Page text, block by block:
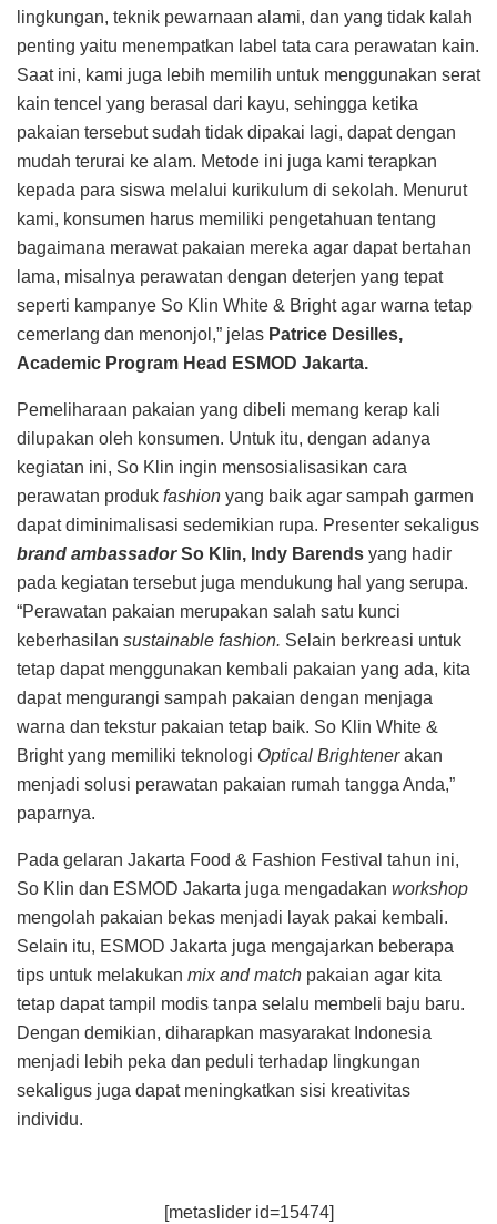
lingkungan, teknik pewarnaan alami, dan yang tidak kalah
penting yaitu menempatkan label tata cara perawatan kain.
Saat ini, kami juga lebih memilih untuk menggunakan serat
kain tencel yang berasal dari kayu, sehingga ketika
pakaian tersebut sudah tidak dipakai lagi, dapat dengan
mudah terurai ke alam. Metode ini juga kami terapkan
kepada para siswa melalui kurikulum di sekolah. Menurut
kami, konsumen harus memiliki pengetahuan tentang
bagaimana merawat pakaian mereka agar dapat bertahan
lama, misalnya perawatan dengan deterjen yang tepat
seperti kampanye So Klin White & Bright agar warna tetap
cemerlang dan menonjol,” jelas Patrice Desilles,
Academic Program Head ESMOD Jakarta.
Pemeliharaan pakaian yang dibeli memang kerap kali
dilupakan oleh konsumen. Untuk itu, dengan adanya
kegiatan ini, So Klin ingin mensosialisasikan cara
perawatan produk fashion yang baik agar sampah garmen
dapat diminimalisasi sedemikian rupa. Presenter sekaligus
brand ambassadorSo Klin, Indy Barends yang hadir
pada kegiatan tersebut juga mendukung hal yang serupa.
“Perawatan pakaian merupakan salah satu kunci
keberhasilan sustainable fashion. Selain berkreasi untuk
tetap dapat menggunakan kembali pakaian yang ada, kita
dapat mengurangi sampah pakaian dengan menjaga
warna dan tekstur pakaian tetap baik. So Klin White &
Bright yang memiliki teknologi Optical Brightenerakan
menjadi solusi perawatan pakaian rumah tangga Anda,”
paparnya.
Pada gelaran Jakarta Food & Fashion Festival tahun ini,
So Klin dan ESMOD Jakarta juga mengadakan workshop
mengolah pakaian bekas menjadi layak pakai kembali.
Selain itu, ESMOD Jakarta juga mengajarkan beberapa
tips untuk melakukan mix and match pakaian agar kita
tetap dapat tampil modis tanpa selalu membeli baju baru.
Dengan demikian, diharapkan masyarakat Indonesia
menjadi lebih peka dan peduli terhadap lingkungan
sekaligus juga dapat meningkatkan sisi kreativitas
individu.
[metaslider id=15474]